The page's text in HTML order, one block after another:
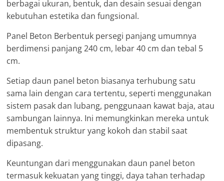
berbagai ukuran, bentuk, dan desain sesuai dengan
kebutuhan estetika dan fungsional.
Panel Beton Berbentuk persegi panjang umumnya
berdimensi panjang 240 cm, lebar 40 cm dan tebal 5
cm.
Setiap daun panel beton biasanya terhubung satu
sama lain dengan cara tertentu, seperti menggunakan
sistem pasak dan lubang, penggunaan kawat baja, atau
sambungan lainnya. Ini memungkinkan mereka untuk
membentuk struktur yang kokoh dan stabil saat
dipasang.
Keuntungan dari menggunakan daun panel beton
termasuk kekuatan yang tinggi, daya tahan terhadap